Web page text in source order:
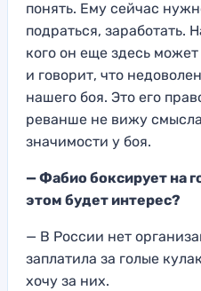
понять. Ему сейчас
подраться, заработать.
кого он еще здесь
и говорит, что
нашего боя. Это его
реванше не вижу
значимости у боя.
— Фабио боксирует на
этом будет интерес?
— В России нет
заплатила за голые
хочу за них.